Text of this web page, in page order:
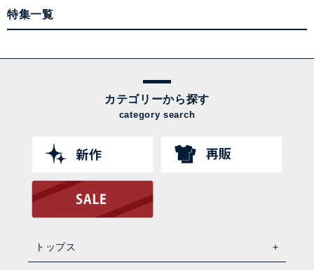
特集一覧
カテゴリーから探す
category search
トップス